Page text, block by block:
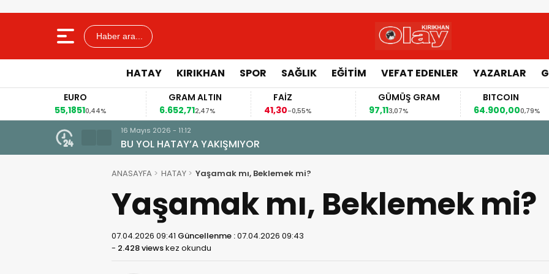
Haber ara...
HATAY KIRIKHAN SPOR SAĞLIK EĞİTİM VEFAT EDENLER YAZARLAR
0,44%
GRAM ALTIN
6.652,712,47%
FAİZ
41,30
-0,55%
GÜMÜŞ GRAM
97,11
3,07%
BITCOIN
64.900,000,79%
düşecek
16 Mayıs 2026 - 11:12
BU YOL HATAY’A YAKIŞMIYOR
ANASAYFA HATAY Yaşamak mı, Beklemek mi?
Yaşamak mı, Beklemek mi?
07.04.2026 09:41 Güncellenme :07.04.2026 09:43
- 2.428 viewskez okundu